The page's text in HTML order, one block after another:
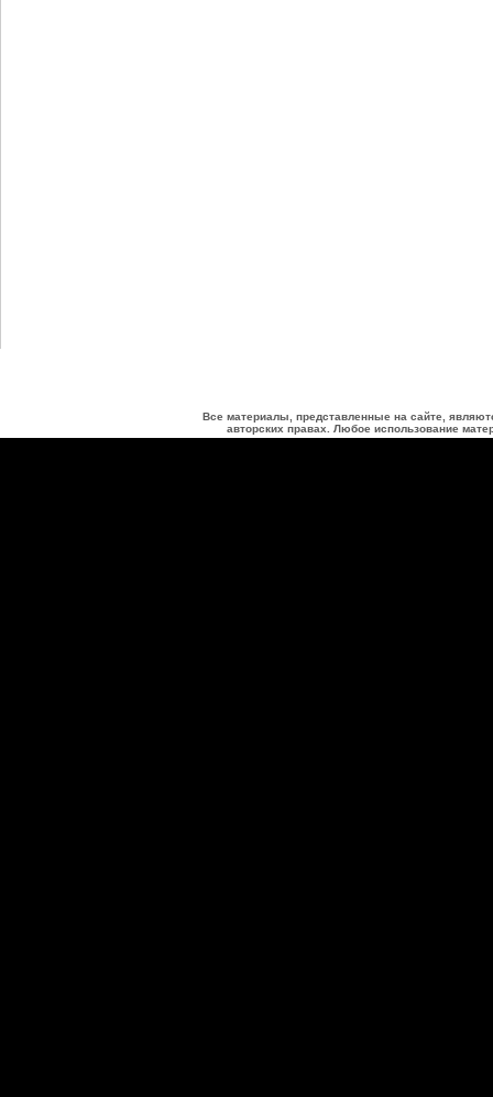
Все материалы, представленные на сайте,
авторских правах. Любое использование